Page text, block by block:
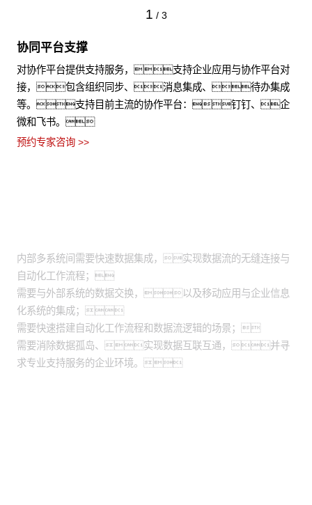
1 / 3
协同平台支撑
对协作平台提供支持服务，支持企业应用与协作平台对
接，包含组织同步、消息集成、待办集成
等。支持目前主流的协作平台：钉钉、企
微和飞书。
预约专家咨询 >>
内部多系统间需要快速数据集成，实现数据流的无缝连接与
自动化工作流程；
需要与外部系统的数据交换，以及移动应用与企业信息
化系统的集成；
需要快速搭建自动化工作流程和数据流逻辑的场景；
需要消除数据孤岛、实现数据互联互通，并寻
求专业支持服务的企业环境。